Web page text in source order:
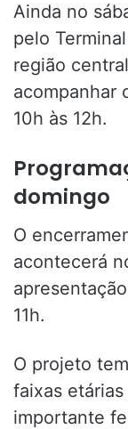
Ainda no
pelo
região
acompanhar
10h às 12h.
domingo
O
acontecerá
11h.
O projeto
faixas
importante